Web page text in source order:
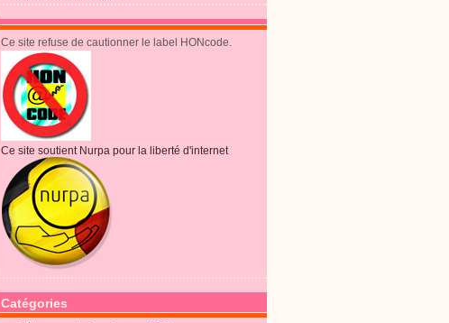
Ce site refuse de cautionner le label HONcode.
Ce site soutient Nurpa pour la liberté d'internet
Catégories